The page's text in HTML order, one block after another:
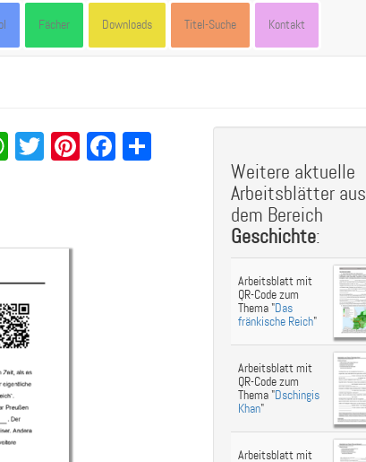
Fächer Downloads Titel-Suche Kontakt
WhatsApp
Twitter
Pinterest
Facebook
Share
Weitere aktuelle
Arbeitsblätter aus
dem Bereich
Geschichte:
Arbeitsblatt mit
QR-Code zum
Thema "Das
fränkische Reich"
Arbeitsblatt mit
QR-Code zum
Thema "Dschingis
Khan"
Arbeitsblatt mit